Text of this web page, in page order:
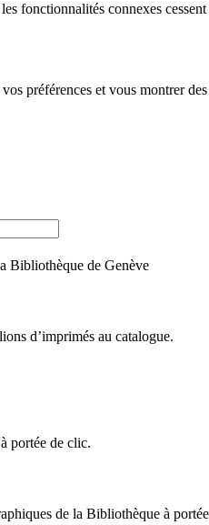
fonctionnalités connexes
préférences et vous montrer
Bibliothèque de Genève
d’imprimés au catalogue.
portée de clic.
de la Bibliothèque à